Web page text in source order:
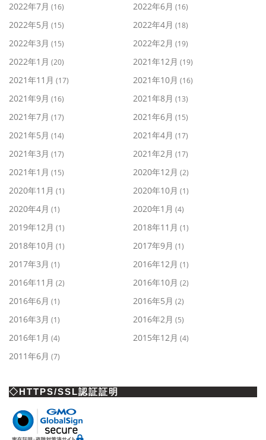
2022年7月 (16) 2022年6月 (16)
2022年5月 (15) 2022年4月 (18)
2022年3月 (15) 2022年2月 (19)
2022年1月 (20) 2021年12月 (19)
2021年11月 (17) 2021年10月 (16)
2021年9月 (16) 2021年8月 (13)
2021年7月 (17) 2021年6月 (15)
2021年5月 (14) 2021年4月 (17)
2021年3月 (17) 2021年2月 (17)
2021年1月 (15) 2020年12月 (2)
2020年11月 (1) 2020年10月 (1)
2020年4月 (1) 2020年1月 (4)
2019年12月 (1) 2018年11月 (1)
2018年10月 (1) 2017年9月 (1)
2017年3月 (1) 2016年12月 (1)
2016年11月 (2) 2016年10月 (2)
2016年6月 (1) 2016年5月 (2)
2016年3月 (1) 2016年2月 (5)
2016年1月 (4) 2015年12月 (4)
2011年6月 (7)
◇HTTPS/SSL認証証明